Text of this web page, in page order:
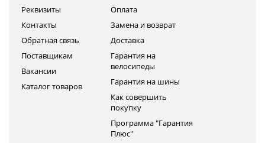
Реквизиты
Контакты
Обратная связь
Поставщикам
Вакансии
Каталог товаров
Оплата
Замена и возврат
Доставка
Гарантия на
велосипеды
Гарантия на шины
Как совершить
покупку
Программа "Гарантия
Плюс"